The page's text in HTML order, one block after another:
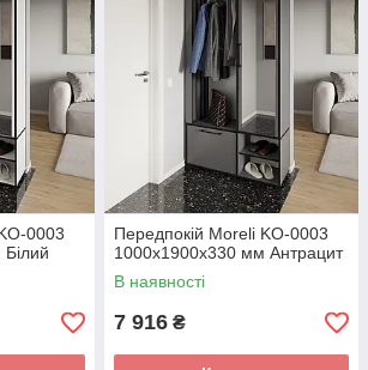
0003
Передпокій Moreli KO-0003
1000x1900x330 мм Антрацит
В наявності
7 916 ₴